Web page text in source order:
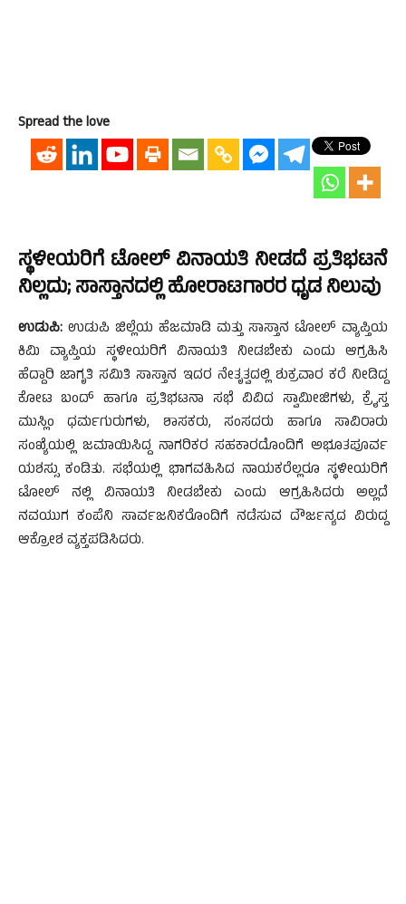
Spread the love
ಸ್ಥಳೀಯರಿಗೆ ಟೋಲ್ ವಿನಾಯತಿ ನೀಡದೆ ಪ್ರತಿಭಟನೆ
ನಿಲ್ಲದು; ಸಾಸ್ತಾನದಲ್ಲಿ ಹೋರಾಟಗಾರರ ಧೃಡ ನಿಲುವು
ಉಡುಪಿ: ಉಡುಪಿ ಜಿಲ್ಲೆಯ ಹೆಜಮಾಡಿ ಮತ್ತು ಸಾಸ್ತಾನ ಟೋಲ್ ವ್ಯಾಪ್ತಿಯ
ಕಿಮಿ ವ್ಯಾಪ್ತಿಯ ಸ್ಥಳೀಯರಿಗೆ ವಿನಾಯತಿ ನೀಡಬೇಕು ಎಂದು ಆಗ್ರಹಿಸಿ
ಹೆದ್ದಾರಿ ಜಾಗೃತಿ ಸಮಿತಿ ಸಾಸ್ತಾನ ಇದರ ನೇತೃತ್ವದಲ್ಲಿ ಶುಕ್ರವಾರ ಕರೆ ನೀಡಿದ್ದ
ಕೋಟ ಬಂದ್ ಹಾಗೂ ಪ್ರತಿಭಟನಾ ಸಭೆ ವಿವಿದ ಸ್ವಾಮೀಜಿಗಳು, ಕ್ರೈಸ್ತ
ಮುಸ್ಲಿಂ ಧರ್ಮಗುರುಗಳು, ಶಾಸಕರು, ಸಂಸದರು ಹಾಗೂ ಸಾವಿರಾರು
ಸಂಖ್ಯೆಯಲ್ಲಿ ಜಮಾಯಿಸಿದ್ದ ನಾಗರಿಕರ ಸಹಕಾರದೊಂದಿಗೆ ಅಭೂತಪೂರ್ವ
ಯಶಸ್ಸು ಕಂಡಿತು. ಸಭೆಯಲ್ಲಿ ಭಾಗವಹಿಸಿದ ನಾಯಕರೆಲ್ಲರೂ ಸ್ಥಳೀಯರಿಗೆ
ಟೋಲ್ ನಲ್ಲಿ ವಿನಾಯತಿ ನೀಡಬೇಕು ಎಂದು ಆಗ್ರಹಿಸಿದರು ಅಲ್ಲದೆ
ನವಯುಗ ಕಂಪೆನಿ ಸಾರ್ವಜನಿಕರೊಂದಿಗೆ ನಡೆಸುವ ದೌರ್ಜನ್ಯದ ವಿರುದ್ದ
ಆಕ್ರೋಶ ವ್ಯಕ್ತಪಡಿಸಿದರು.